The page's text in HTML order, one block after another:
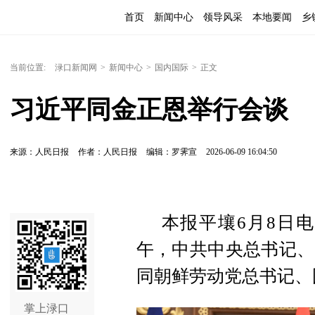
首页 新闻中心 领导风采 本地要闻 乡
当前位置: 渌口新闻网 > 新闻中心 > 国内国际 > 正文
习近平同金正恩举行会谈
来源：人民日报 作者：人民日报 编辑：罗霁宣 2026-06-09 16:04:50
掌上渌口
本报平壤6月8日
午，中共中央总书记
同朝鲜劳动党总书记